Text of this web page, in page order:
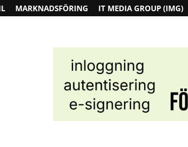
MARKNADSFÖRING IT MEDIA GROUP (IMG)